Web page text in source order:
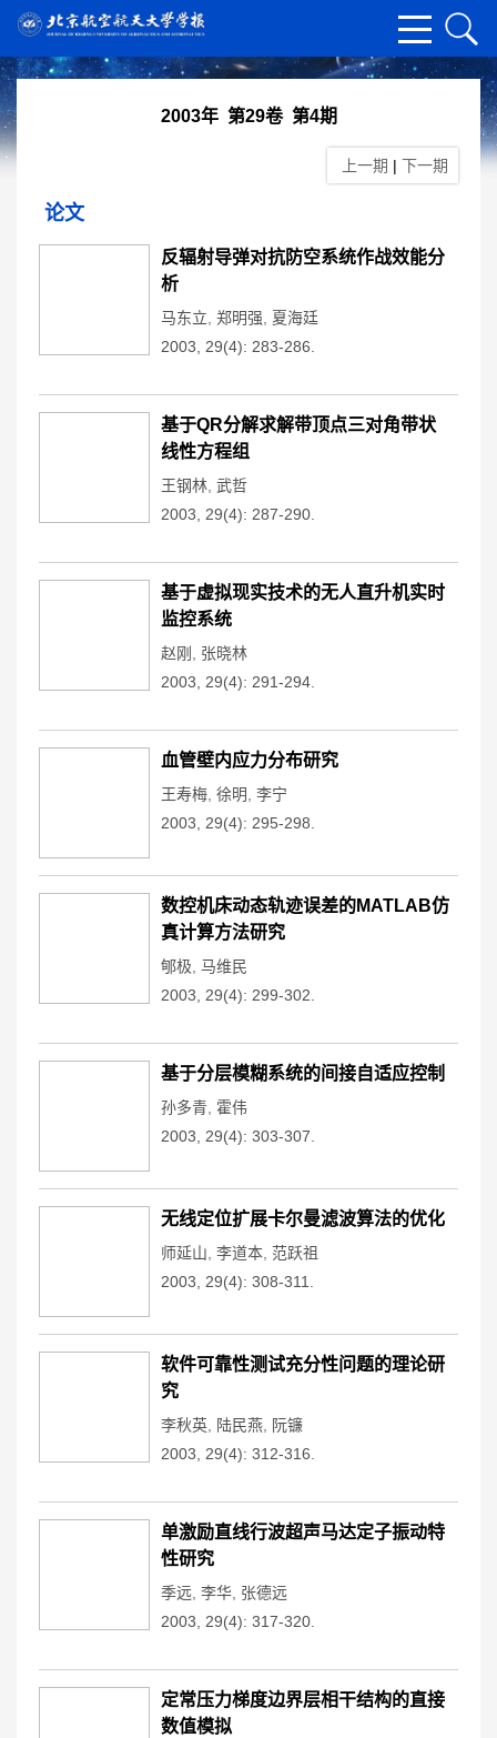
2003年 第29卷 第4期
上一期 | 下一期
论文
反辐射导弹对抗防空系统作战效能分
析
马东立 郑明强
夏海廷
2003, 29(4): 283-286.
基于QR分解求解带顶点三对角带状
线性方程组
王钢林 武哲
2003, 29(4): 287-290.
基于虚拟现实技术的无人直升机实时
监控系统
赵刚
张晓林
2003, 29(4): 291-294.
血管壁内应力分布研究
王寿梅 徐明
李宁
2003, 29(4): 295-298.
数控机床动态轨迹误差的MATLAB仿
真计算方法研究
郇极 马维民
2003, 29(4): 299-302.
基于分层模糊系统的间接自适应控制
孙多青 霍伟
2003, 29(4): 303-307.
无线定位扩展卡尔曼滤波算法的优化
师延山 李道本 范跃祖
2003, 29(4): 308-311.
软件可靠性测试充分性问题的理论研
究
李秋英 陆民燕
阮镰
2003, 29(4): 312-316.
单激励直线行波超声马达定子振动特
性研究
季远 李华 张德远
2003, 29(4): 317-320.
定常压力梯度边界层相干结构的直接
数值模拟